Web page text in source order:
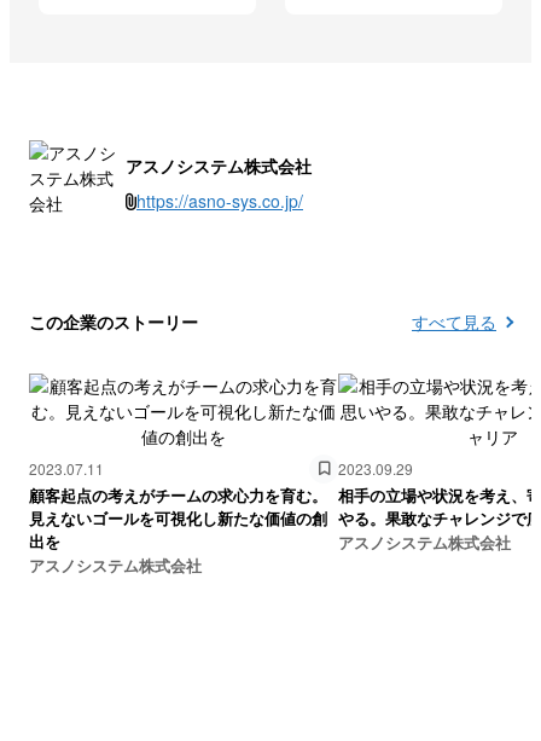
アスノシステム株式会社
https://asno-sys.co.jp/
この企業のストーリー すべて見る
2023.07.11
顧客起点の考えがチームの求心力を育む。
見えないゴールを可視化し新たな価値の創
出を
アスノシステム株式会社
2023.09.29
相手の立場や状況を考え、
やる。果敢なチャレンジで
アスノシステム株式会社